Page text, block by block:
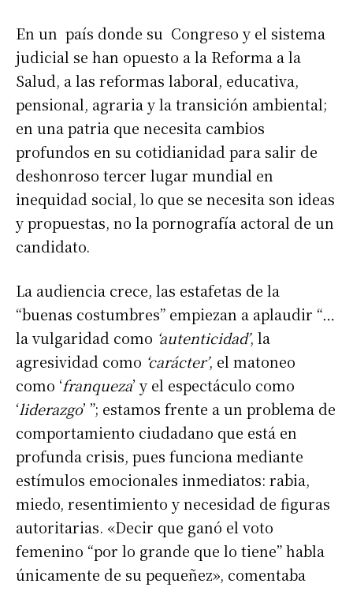
En un país donde su Congreso y el sistema
judicial se han opuesto a la Reforma a la
Salud, a las reformas laboral, educativa,
pensional, agraria y la transición ambiental;
en una patria que necesita cambios
profundos en su cotidianidad para salir de
deshonroso tercer lugar mundial en
inequidad social, lo que se necesita son ideas
y propuestas, no la pornografía actoral de un
candidato.
La audiencia crece, las estafetas de la
“buenas costumbres” empiezan a aplaudir “…
la vulgaridad como ‘autenticidad’, la
agresividad como ‘carácter’, el matoneo
como ‘franqueza’ y el espectáculo como
‘liderazgo’ ”; estamos frente a un problema de
comportamiento ciudadano que está en
profunda crisis, pues funciona mediante
estímulos emocionales inmediatos: rabia,
miedo, resentimiento y necesidad de figuras
autoritarias. «Decir que ganó el voto
femenino “por lo grande que lo tiene” habla
únicamente de su pequeñez», comentaba